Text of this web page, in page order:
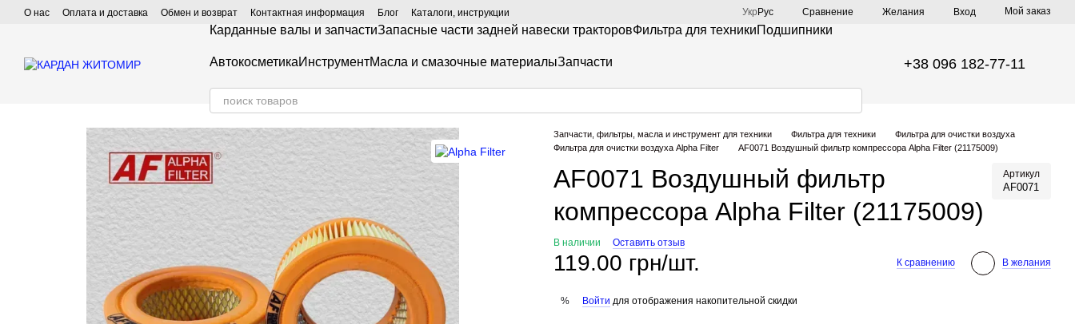
Перейти к основному контенту
О нас Оплата и доставка Обмен и возврат Контактная информация Блог Каталоги, инструкции Укр Рус Сравнение Желания Вход Мой заказ
Карданные валы и запчастиЗапасные части задней навески тракторовФильтра для техникиПодшипники
АвтокосметикаИнструментМасла и смазочные материалыЗапчасти +38 096 182-77-11
Запчасти, фильтры, масла и инструмент для техники Фильтра для техники
Фильтра для очистки воздуха
Фильтра для очистки воздуха Alpha Filter
AF0071 Воздушный фильтр компрессора Alpha Filter (21175009)
AF0071 Воздушный фильтр
компрессора Alpha Filter (21175009)
Артикул
AF0071
В наличии Оставить отзыв
119.00 грн/шт. К сравнению В желания
% Войти для отображения накопительной скидки